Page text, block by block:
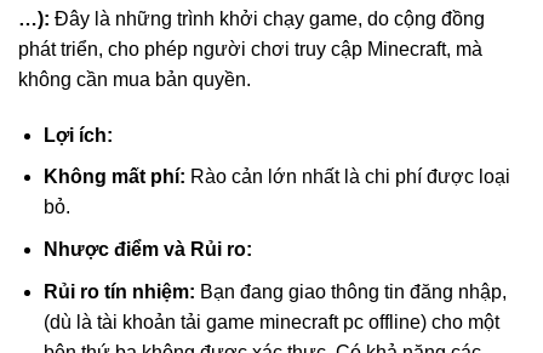
…): Đây là những trình khởi chạy game, do cộng đồng
phát triển, cho phép người chơi truy cập Minecraft, mà
không cần mua bản quyền.
Lợi ích:
Không mất phí: Rào cản lớn nhất là chi phí được loại
bỏ.
Nhược điểm và Rủi ro:
Rủi ro tín nhiệm: Bạn đang giao thông tin đăng nhập,
(dù là tài khoản tải game minecraft pc offline) cho một